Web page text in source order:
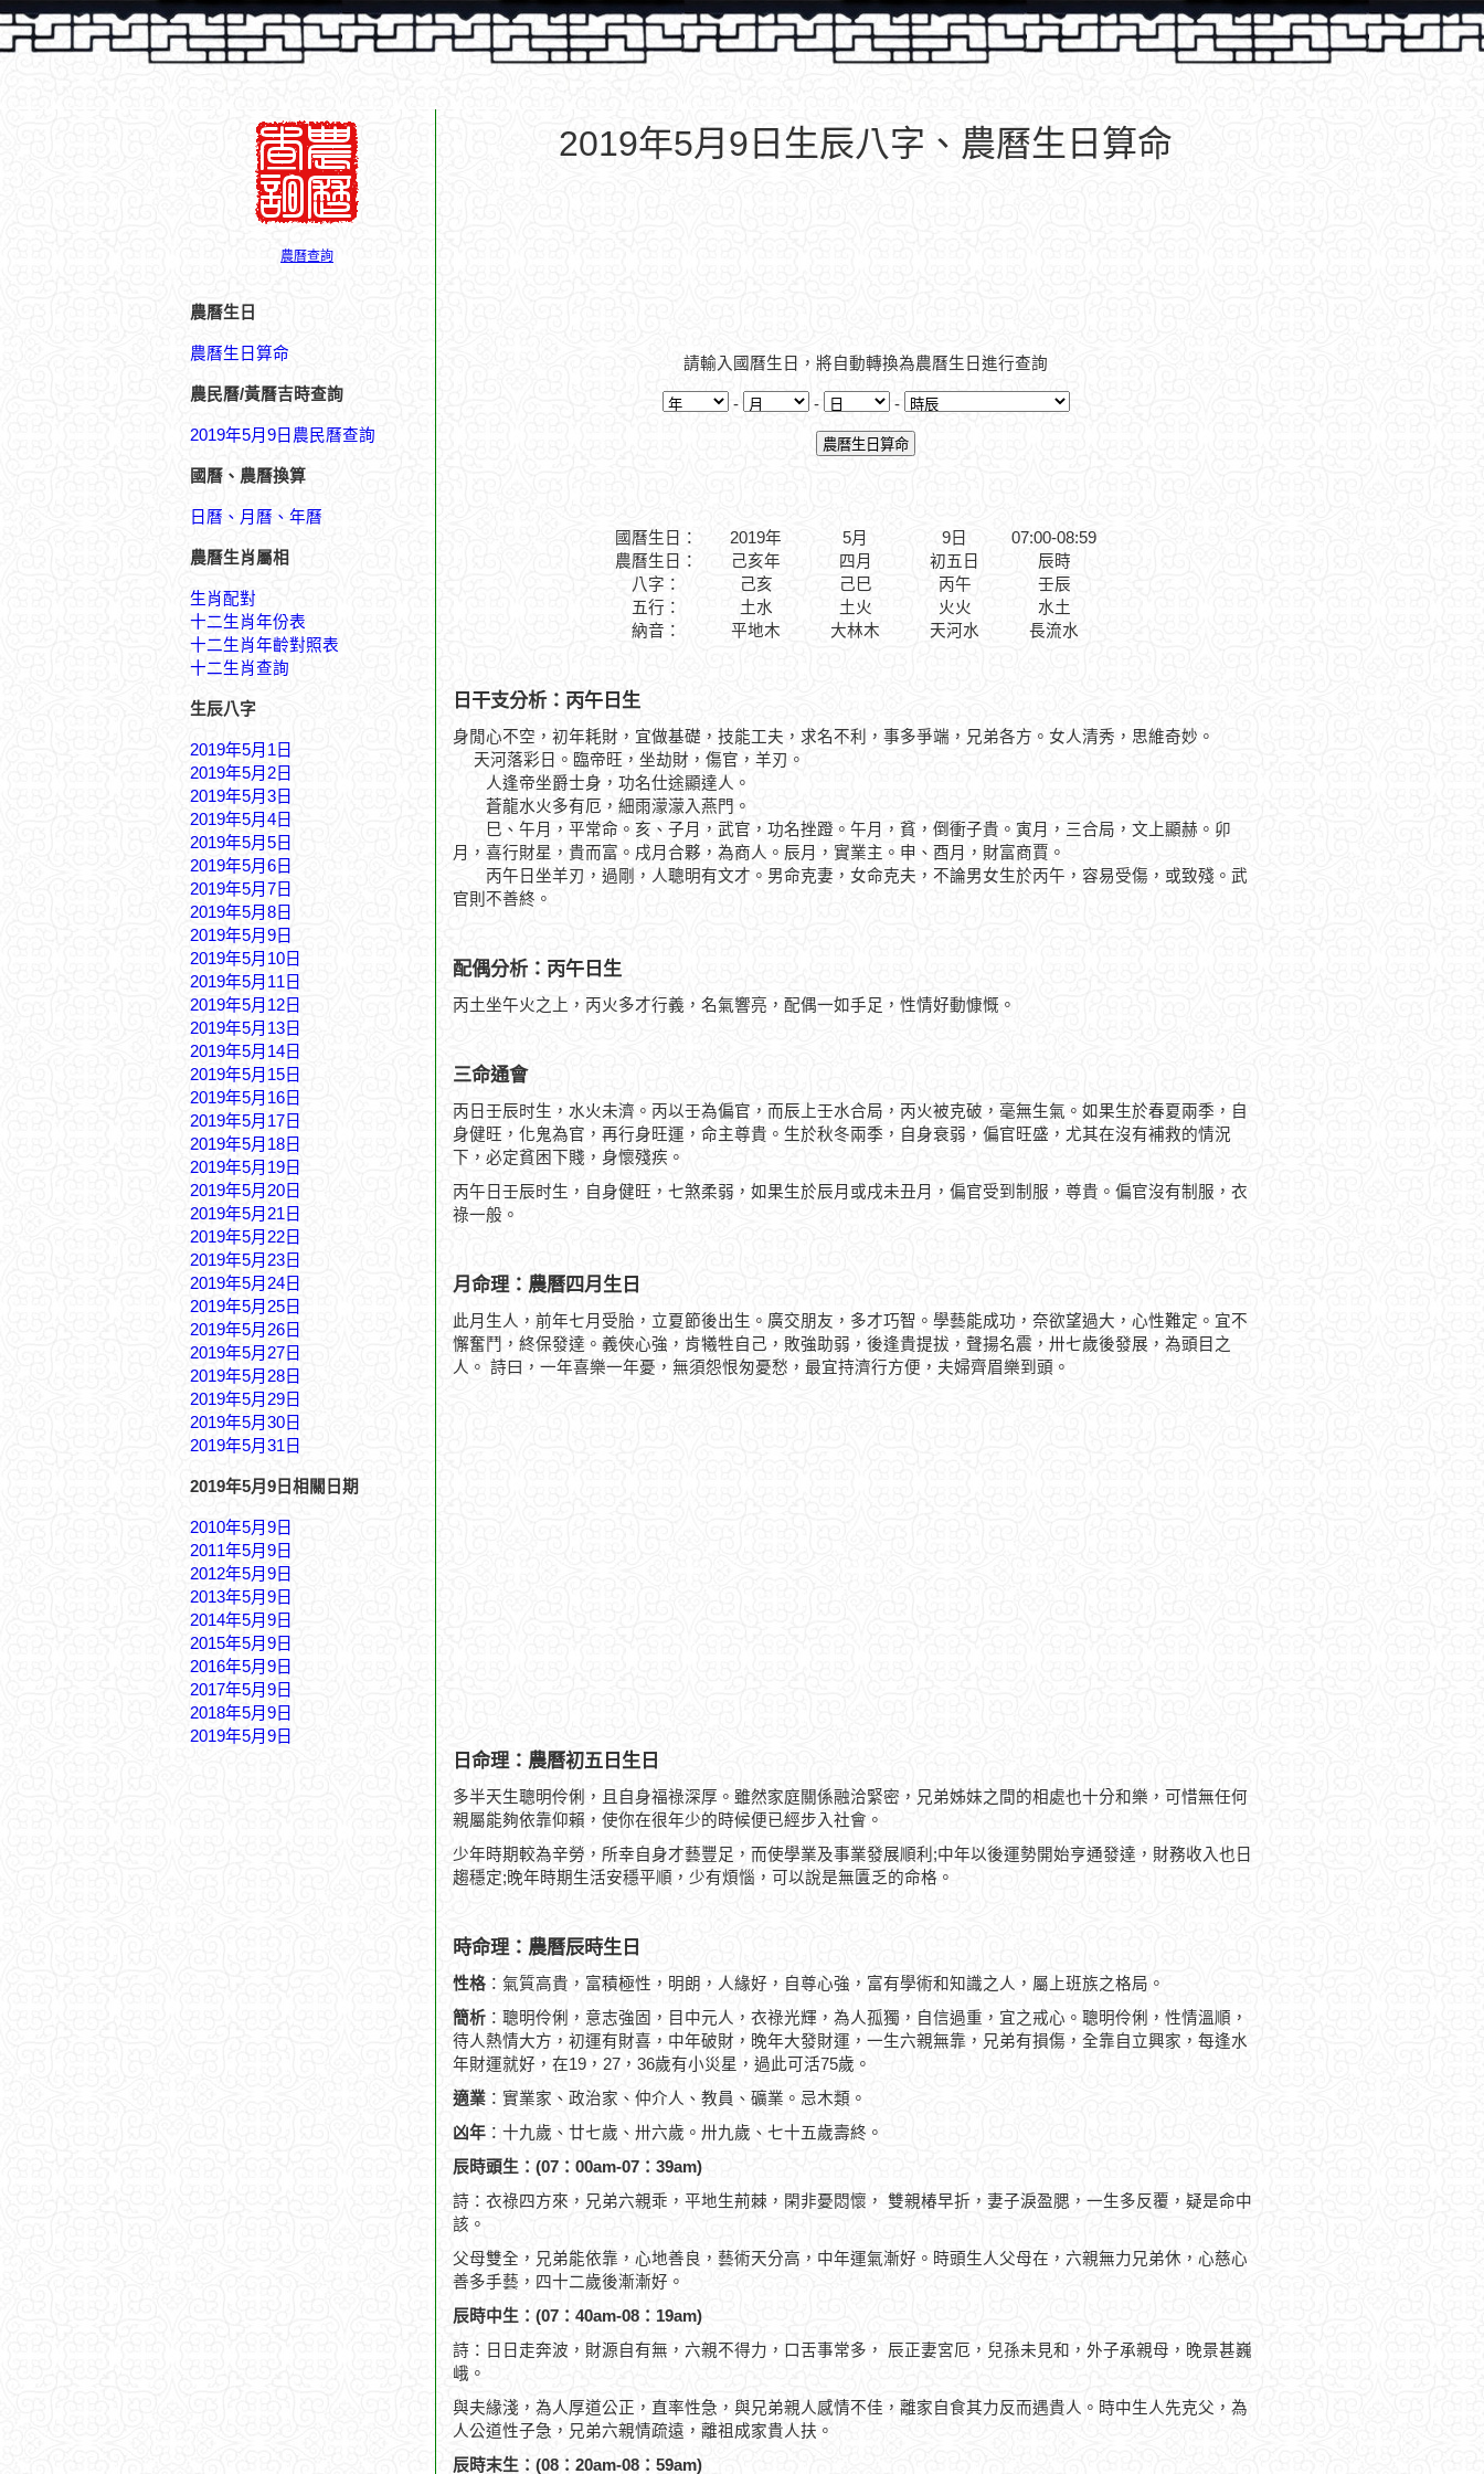
農曆查詢
農曆生日
農曆生日算命
農民曆/黃曆吉時查詢
2019年5月9日農民曆查詢
國曆、農曆換算
日曆、月曆、年曆
農曆生肖屬相
生肖配對
十二生肖年份表
十二生肖年齡對照表
十二生肖查詢
生辰八字
2019年5月1日
2019年5月2日
2019年5月3日
2019年5月4日
2019年5月5日
2019年5月6日
2019年5月7日
2019年5月8日
2019年5月9日
2019年5月10日
2019年5月11日
2019年5月12日
2019年5月13日
2019年5月14日
2019年5月15日
2019年5月16日
2019年5月17日
2019年5月18日
2019年5月19日
2019年5月20日
2019年5月21日
2019年5月22日
2019年5月23日
2019年5月24日
2019年5月25日
2019年5月26日
2019年5月27日
2019年5月28日
2019年5月29日
2019年5月30日
2019年5月31日
2019年5月9日相關日期
2010年5月9日
2011年5月9日
2012年5月9日
2013年5月9日
2014年5月9日
2015年5月9日
2016年5月9日
2017年5月9日
2018年5月9日
2019年5月9日
2019年5月9日生辰八字、農曆生日算命
請輸入國曆生日，將自動轉換為農曆生日進行查詢
- - -
國曆生日： 2019年 5月 9日
07:00-08:59
農曆生日：
己亥年 四月 初五日
辰時
八字：
己亥 己巳 丙午
壬辰
五行：
納音：
土水
平地木
土火
大林木
火火
天河水
水土
長流水
日干支分析：丙午日生
身閒心不空，初年耗財，宜做基礎，技能工夫，求名不利，事多爭端，兄弟各方。女人清秀，思維奇妙。
天河落彩日。臨帝旺，坐劫財，傷官，羊刃。
人逢帝坐爵士身，功名仕途顯達人。
蒼龍水火多有厄，細雨濛濛入燕門。
巳、午月，平常命。亥、子月，武官，功名挫蹬。午月，貧，倒衝子貴。寅月，三合局，文上顯赫。卯
月，喜行財星，貴而富。戌月合夥，為商人。辰月，實業主。申、酉月，財富商賈。
丙午日坐羊刃，過剛，人聰明有文才。男命克妻，女命克夫，不論男女生於丙午，容易受傷，或致殘。武
官則不善終。
配偶分析：丙午日生
丙土坐午火之上，丙火多才行義，名氣響亮，配偶一如手足，性情好動慷慨。
三命通會
丙日壬辰时生，水火未濟。丙以壬為偏官，而辰上壬水合局，丙火被克破，毫無生氣。如果生於春夏兩季，自
身健旺，化鬼為官，再行身旺運，命主尊貴。生於秋冬兩季，自身衰弱，偏官旺盛，尤其在沒有補救的情況
下，必定貧困下賤，身懷殘疾。
丙午日壬辰时生，自身健旺，七煞柔弱，如果生於辰月或戌未丑月，偏官受到制服，尊貴。偏官沒有制服，衣
祿一般。
月命理：農曆四月生日
此月生人，前年七月受胎，立夏節後出生。廣交朋友，多才巧智。學藝能成功，奈欲望過大，心性難定。宜不
懈奮鬥，終保發達。義俠心強，肯犧牲自己，敗強助弱，後逢貴提拔，聲揚名震，卅七歲後發展，為頭目之
人。 詩曰，一年喜樂一年憂，無須怨恨匆憂愁，最宜持濟行方便，夫婦齊眉樂到頭。
日命理：農曆初五日生日
多半天生聰明伶俐，且自身福祿深厚。雖然家庭關係融洽緊密，兄弟姊妹之間的相處也十分和樂，可惜無任何
親屬能夠依靠仰賴，使你在很年少的時候便已經步入社會。
少年時期較為辛勞，所幸自身才藝豐足，而使學業及事業發展順利;中年以後運勢開始亨通發達，財務收入也日
趨穩定;晚年時期生活安穩平順，少有煩惱，可以說是無匱乏的命格。
時命理：農曆辰時生日
性格 ：氣質高貴，富積極性，明朗，人緣好，自尊心強，富有學術和知識之人，屬上班族之格局。
簡析 ：聰明伶俐，意志強固，目中元人，衣祿光輝，為人孤獨，自信過重，宜之戒心。聰明伶俐，性情溫順，
待人熱情大方，初運有財喜，中年破財，晚年大發財運，一生六親無靠，兄弟有損傷，全靠自立興家，每逢水
年財運就好，在19，27，36歲有小災星，過此可活75歲。
適業 ：實業家、政治家、仲介人、教員、礦業。忌木類。
凶年 ：十九歲、廿七歲、卅六歲。卅九歲、七十五歲壽終。
辰時頭生：(07：00am-07：39am)
詩：衣祿四方來，兄弟六親乖，平地生荊棘，閑非憂悶懷， 雙親椿早折，妻子淚盈腮，一生多反覆，疑是命中
該。
父母雙全，兄弟能依靠，心地善良，藝術天分高，中年運氣漸好。時頭生人父母在，六親無力兄弟休，心慈心
善多手藝，四十二歲後漸漸好。
辰時中生：(07：40am-08：19am)
詩：日日走奔波，財源自有無，六親不得力，口舌事常多， 辰正妻宮厄，兒孫未見和，外子承親母，晚景甚巍
峨。
與夫緣淺，為人厚道公正，直率性急，與兄弟親人感情不佳，離家自食其力反而遇貴人。時中生人先克父，為
人公道性子急，兄弟六親情疏遠，離祖成家貴人扶。
辰時末生：(08：20am-08：59am)